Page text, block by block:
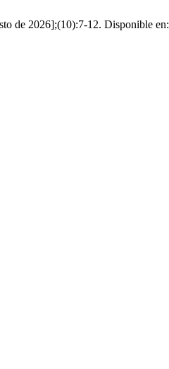
de 2026];(10):7-12. Disponible en: